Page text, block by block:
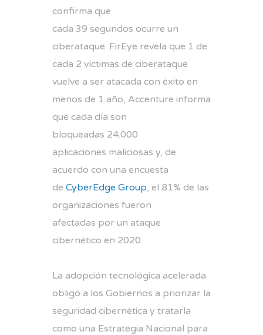
confirma que
cada 39 segundos ocurre un
ciberataque. FirEye revela que 1 de
cada 2 víctimas de ciberataque
vuelve a ser atacada con éxito en
menos de 1 año, Accenture informa
que cada día son
bloqueadas 24.000
aplicaciones maliciosas y, de
acuerdo con una encuesta
de CyberEdge Group, el 81% de las
organizaciones fueron
afectadas por un ataque
cibernético en 2020.
La adopción tecnológica acelerada
obligó a los Gobiernos a priorizar la
seguridad cibernética y tratarla
como una Estrategia Nacional para